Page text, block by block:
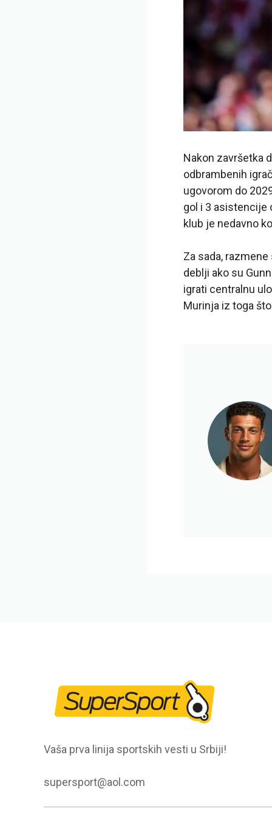
Nakon završetka
odbrambenih
ugovorom do
gol i 3 asistencije
klub je nedavno
Za sada,
deblji ako su
igrati centralnu
Murinja iz toga
Vaša prva linija sportskih vesti u Srbiji!
supersport@aol.com